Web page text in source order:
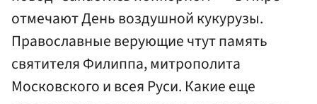
отмечают День воздушной кукурузы.
Православные верующие чтут память
святителя Филиппа, митрополита
Московского и всея Руси. Какие еще